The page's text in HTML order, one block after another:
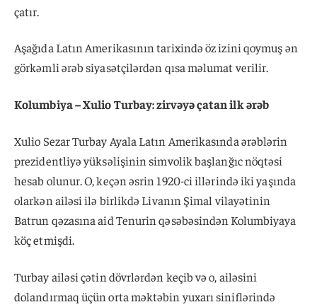
çatır.
Aşağıda Latın Amerikasının tarixində öz izini qoymuş ən
görkəmli ərəb siyasətçilərdən qısa məlumat verilir.
Kolumbiya – Xulio Turbay: zirvəyə çatan ilk ərəb
Xulio Sezar Turbay Ayala Latın Amerikasında ərəblərin
prezidentliyə yüksəlişinin simvolik başlanğıc nöqtəsi
hesab olunur. O, keçən əsrin 1920-ci illərində iki yaşında
olarkən ailəsi ilə birlikdə Livanın Şimal vilayətinin
Batrun qəzasına aid Tenurin qəsəbəsindən Kolumbiyaya
köç etmişdi.
Turbay ailəsi çətin dövrlərdən keçib və o, ailəsini
dolandırmaq üçün orta məktəbin yuxarı siniflərində